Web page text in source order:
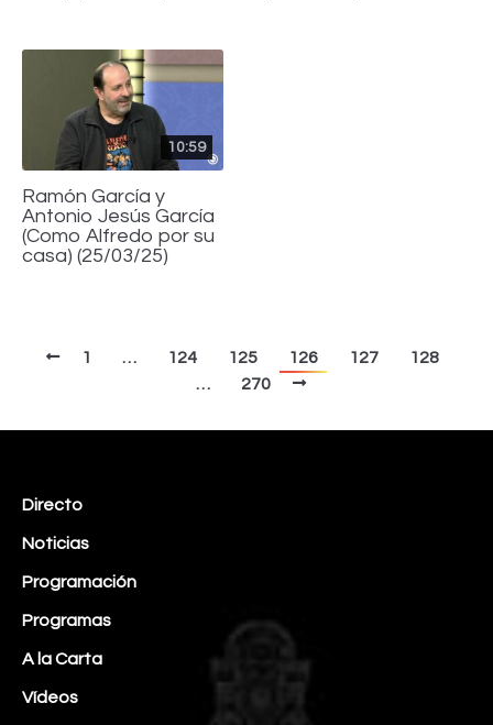
10:59
Ramón García y
Antonio Jesús García
(Como Alfredo por su
casa) (25/03/25)
1 … 124 125 126 127
128
…
270
Directo
Noticias
Programación
Programas
A la Carta
Vídeos